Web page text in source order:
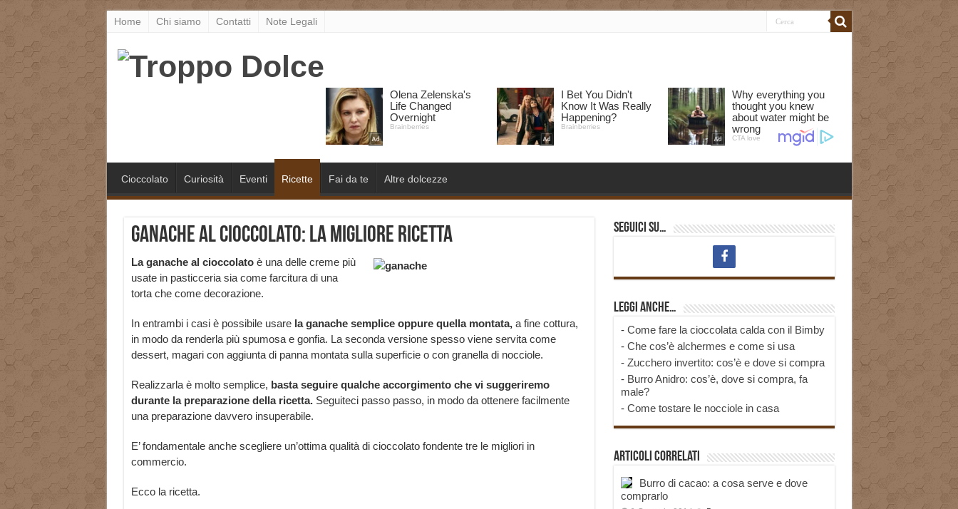
Home Chi siamo Contatti Note Legali
Cioccolato Curiosità Eventi Ricette Fai da te Altre dolcezze
Ganache al cioccolato: la migliore ricetta
La ganache al cioccolatoè una delle creme più
usate in pasticceria sia come farcitura di una
torta che come decorazione.
In entrambi i casi è possibile usare la ganache semplice oppure quella montata,a fine cottura,
in modo da renderla più spumosa e gonfia. La seconda versione spesso viene servita come
dessert, magari con aggiunta di panna montata sulla superficie o con granella di nocciole.
Realizzarla è molto semplice, basta seguire qualche accorgimento che vi suggeriremo
durante la preparazione della ricetta.Seguiteci passo passo, in modo da ottenere facilmente
una preparazione davvero insuperabile.
E’ fondamentale anche scegliere un’ottima qualità di cioccolato fondente tre le migliori in
commercio.
Ecco la ricetta.
Seguici su…
Leggi anche…
- Come fare la cioccolata calda con il Bimby
- Che cos’è alchermes e come si usa
- Zucchero invertito: cos’è e dove si compra
- Burro Anidro: cos’è, dove si compra, fa
male?
- Come tostare le nocciole in casa
Articoli correlati
Burro di cacao: a cosa serve e dove
comprarlo